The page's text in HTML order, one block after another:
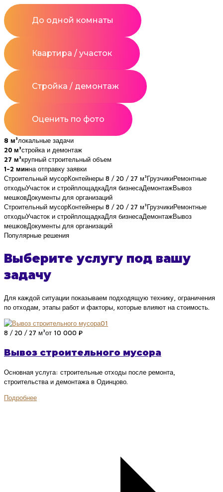
До одной комнаты
Квартира / участок
Стройка / демонтаж
Оценить по фото
8 м³локальные задачи
20 м³стройка и демонтаж
27 м³крупный строительный объем
1–2 минна отправку заявки
Строительный мусорКонтейнеры 8 / 20 / 27 м³ГрузчикиРемонтные
отходыУчасток и стройплощадкаДля бизнесаДемонтажВывоз
мешковДокументы для организаций
Строительный мусорКонтейнеры 8 / 20 / 27 м³ГрузчикиРемонтные
отходыУчасток и стройплощадкаДля бизнесаДемонтажВывоз
мешковДокументы для организаций
Популярные решения
Выберите услугу под вашу
задачу
Для каждой ситуации показываем подходящую технику, ограничения
по отходам, этапы работ и факторы, которые влияют на стоимость.
01
8 / 20 / 27 м³от 10 000 ₽
Вывоз строительного мусора
Основная услуга: строительные отходы после ремонта,
строительства и демонтажа в Одинцово.
Подробнее